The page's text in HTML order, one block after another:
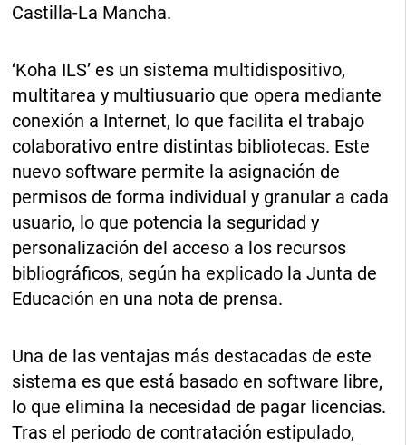
Castilla-La Mancha.
‘Koha ILS’ es un sistema multidispositivo,
multitarea y multiusuario que opera mediante
conexión a Internet, lo que facilita el trabajo
colaborativo entre distintas bibliotecas. Este
nuevo software permite la asignación de
permisos de forma individual y granular a cada
usuario, lo que potencia la seguridad y
personalización del acceso a los recursos
bibliográficos, según ha explicado la Junta de
Educación en una nota de prensa.
Una de las ventajas más destacadas de este
sistema es que está basado en software libre,
lo que elimina la necesidad de pagar licencias.
Tras el periodo de contratación estipulado,